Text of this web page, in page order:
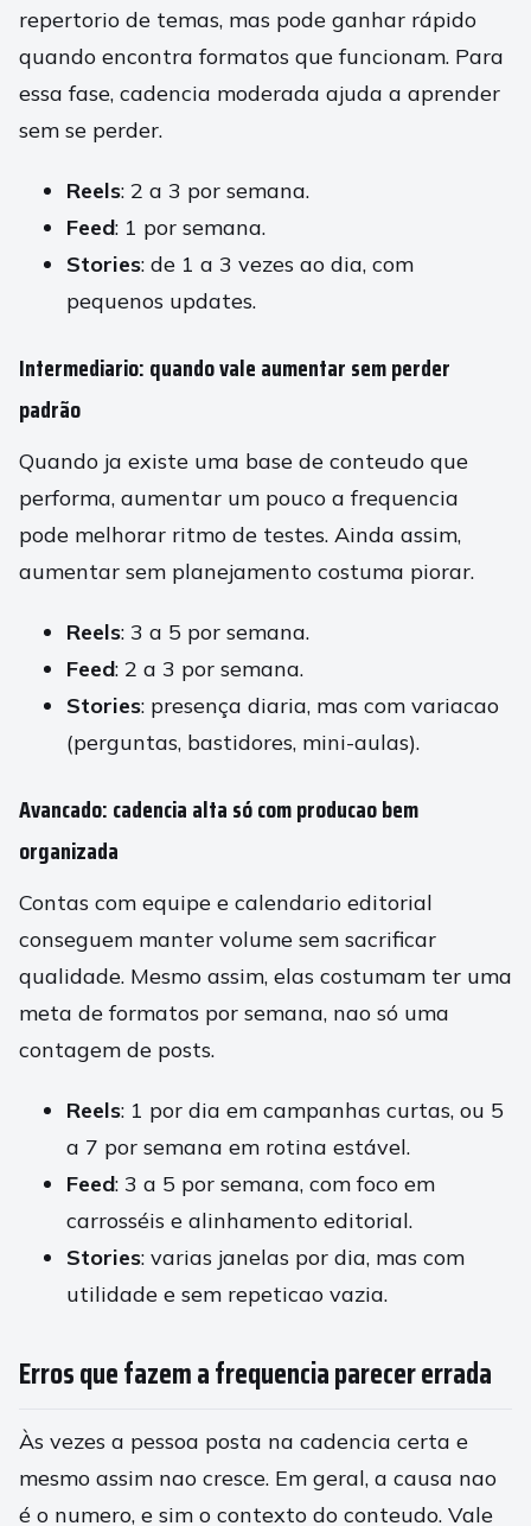
repertorio de temas, mas pode ganhar rápido
quando encontra formatos que funcionam. Para
essa fase, cadencia moderada ajuda a aprender
sem se perder.
Reels: 2 a 3 por semana.
Feed: 1 por semana.
Stories: de 1 a 3 vezes ao dia, com
pequenos updates.
Intermediario: quando vale aumentar sem perder
padrão
Quando ja existe uma base de conteudo que
performa, aumentar um pouco a frequencia
pode melhorar ritmo de testes. Ainda assim,
aumentar sem planejamento costuma piorar.
Reels: 3 a 5 por semana.
Feed: 2 a 3 por semana.
Stories: presença diaria, mas com variacao
(perguntas, bastidores, mini-aulas).
Avancado: cadencia alta só com producao bem
organizada
Contas com equipe e calendario editorial
conseguem manter volume sem sacrificar
qualidade. Mesmo assim, elas costumam ter uma
meta de formatos por semana, nao só uma
contagem de posts.
Reels: 1 por dia em campanhas curtas, ou 5
a 7 por semana em rotina estável.
Feed: 3 a 5 por semana, com foco em
carrosséis e alinhamento editorial.
Stories: varias janelas por dia, mas com
utilidade e sem repeticao vazia.
Erros que fazem a frequencia parecer errada
Às vezes a pessoa posta na cadencia certa e
mesmo assim nao cresce. Em geral, a causa nao
é o numero, e sim o contexto do conteudo. Vale